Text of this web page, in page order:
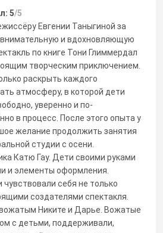
5/5
Евгении Таныгиной за
и вдохновляющую
по книге Тони Глиммердал
творческим приключением.
раскрыть каждого
атмосферу, в которой дети
уверенно и по-
в процесс. После этого опыта у
желание продолжить занятия
студии с осени.
Катю Гау. Дети своими руками
и элементы оформления.
чувствовали себя не только
создателями спектакля.
Никите и Дарье. Вожатые
с детьми, поддерживали,